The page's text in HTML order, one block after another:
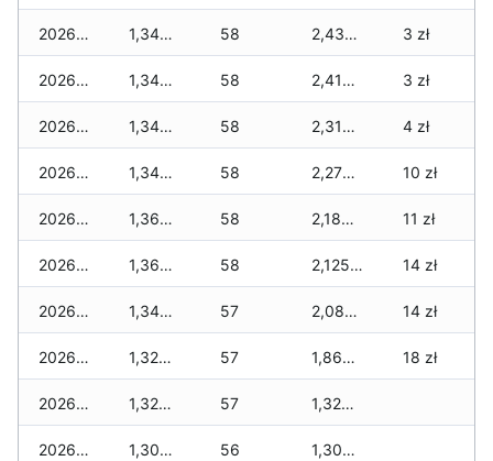
2026-02-14 1,345 zł 58 2,435 zł 3 zł
2026-02-13 1,345 zł 58 2,415 zł 3 zł
2026-02-12 1,345 zł 58 2,315 zł 4 zł
2026-02-11 1,345 zł 58 2,270 zł 10 zł
2026-02-10 1,365 zł 58 2,185 zł 11 zł
2026-02-09 1,365 zł 58 2,125 zł 14 zł
2026-02-08 1,345 zł 57 2,085 zł 14 zł
2026-02-07 1,325 zł 57 1,860 zł 18 zł
2026-02-06 1,325 zł 57 1,325 zł
2026-02-05 1,305 zł 56 1,305 zł